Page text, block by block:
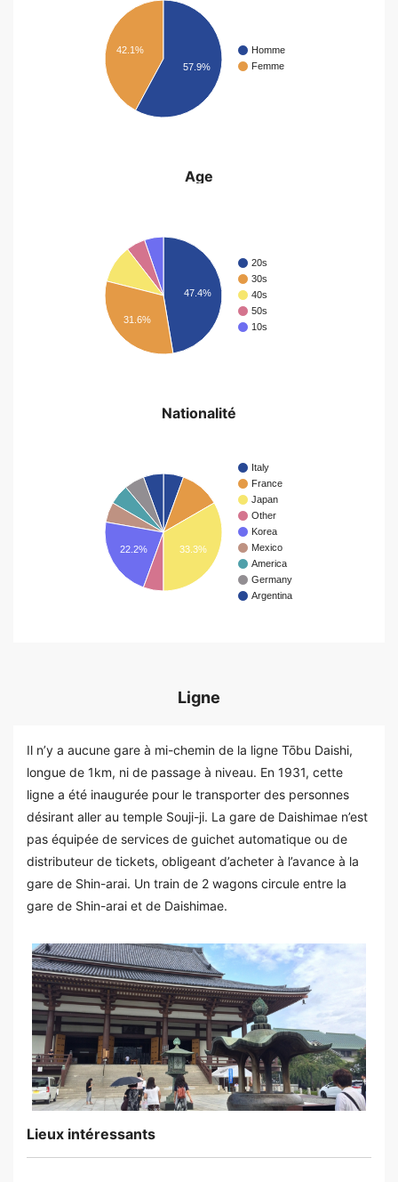
Homme
Femme
42.1%
57.9%
Age
20s
30s
40s
50s
10s
47.4%
31.6%
Nationalité
Italy
France
Japan
Other
Korea
Mexico
America
Germany
Argentina
22.2% 33.3%
Ligne
Il n’y a aucune gare à mi-chemin de la ligne Tōbu Daishi,
longue de 1km, ni de passage à niveau. En 1931, cette
ligne a été inaugurée pour le transporter des personnes
désirant aller au temple Souji-ji. La gare de Daishimae n’est
pas équipée de services de guichet automatique ou de
distributeur de tickets, obligeant d’acheter à l’avance à la
gare de Shin-arai. Un train de 2 wagons circule entre la
gare de Shin-arai et de Daishimae.
Lieux intéressants